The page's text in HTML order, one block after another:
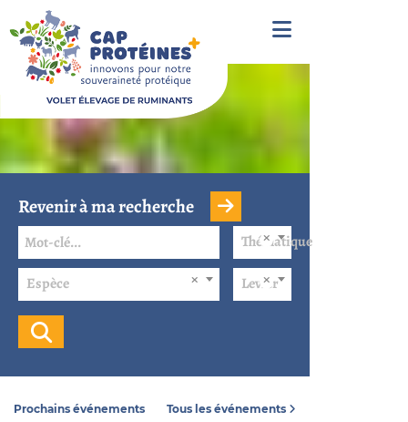
Revenir à ma recherche
Thématique
Espèce Levier
Prochains événements Tous les événements